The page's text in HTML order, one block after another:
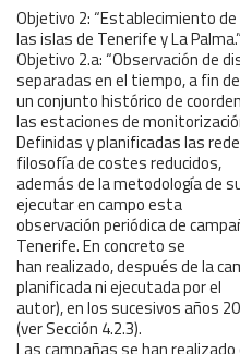
Objetivo 2: “Establecimiento
las islas de Tenerife y La Palma.”
Objetivo 2.a: “Observación de
separadas en el tiempo, a fin
un conjunto histórico de
las estaciones de
Definidas y planificadas las
filosofía de costes reducidos,
además de la metodología de
ejecutar en campo esta
observación periódica de
Tenerife. En concreto se
han realizado, después de la
planificada ni ejecutada por el
autor), en los sucesivos años
(ver Sección 4.2.3).
Las campañas se han